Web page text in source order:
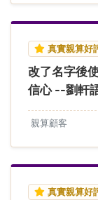
真實親算好
改了名字後
信心 --劉軒
親算顧客
真實親算好